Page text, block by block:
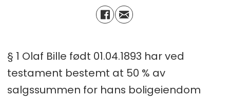
§ 1 Olaf Bille født 01.04.1893 har ved
testament bestemt at 50 % av
salgssummen for hans boligeiendom